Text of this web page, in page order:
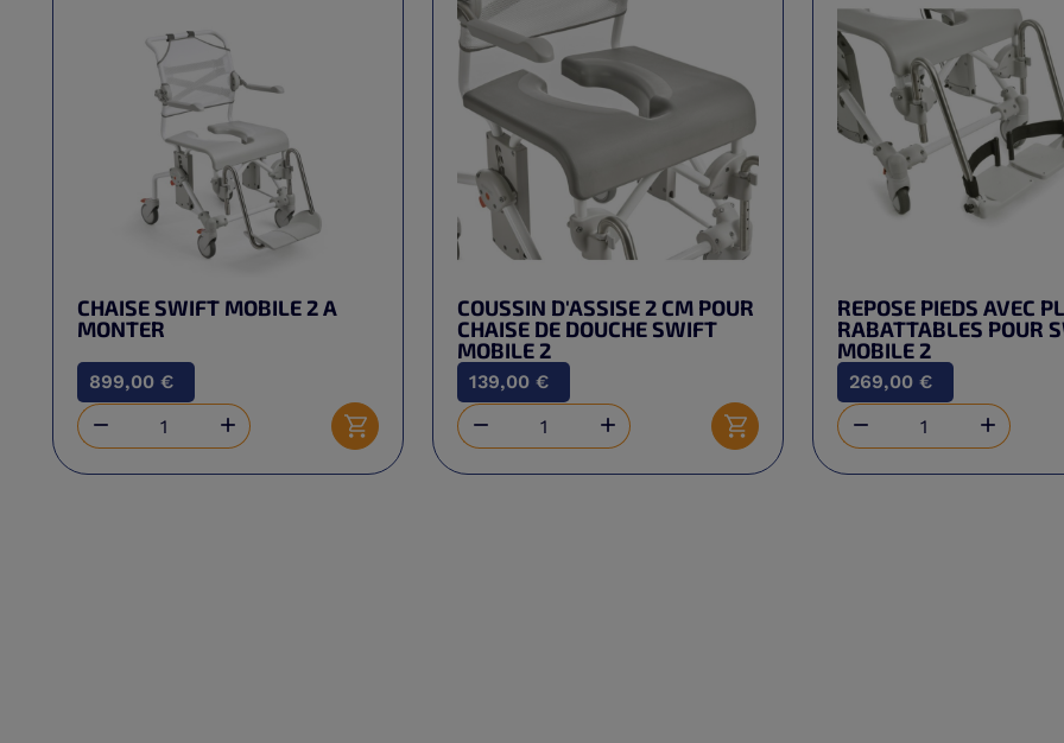
CHAISE SWIFT MOBILE 2 A
MONTER
899,00 €
 
Ajouter au panier
COUSSIN D'ASSISE 2 CM POUR
CHAISE DE DOUCHE SWIFT
MOBILE 2
139,00 €
 
Ajouter au panier
REPOSE PIEDS AVEC
RABATTABLES POUR
MOBILE 2
269,00 €
 